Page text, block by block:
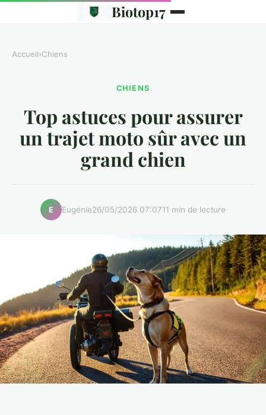
Biotop17
Accueil›Chiens
CHIENS
Top astuces pour assurer
un trajet moto sûr avec un
grand chien
E Eugénie26/05/2026 07:0711 min de lecture